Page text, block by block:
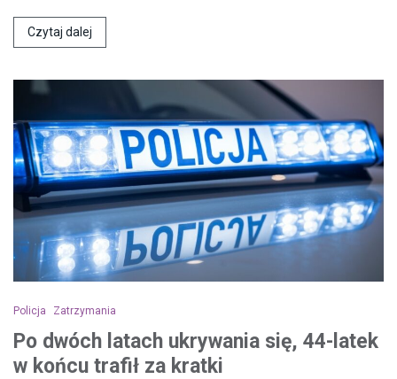
Czytaj dalej
Policja Zatrzymania
Po dwóch latach ukrywania się, 44-latek
w końcu trafił za kratki